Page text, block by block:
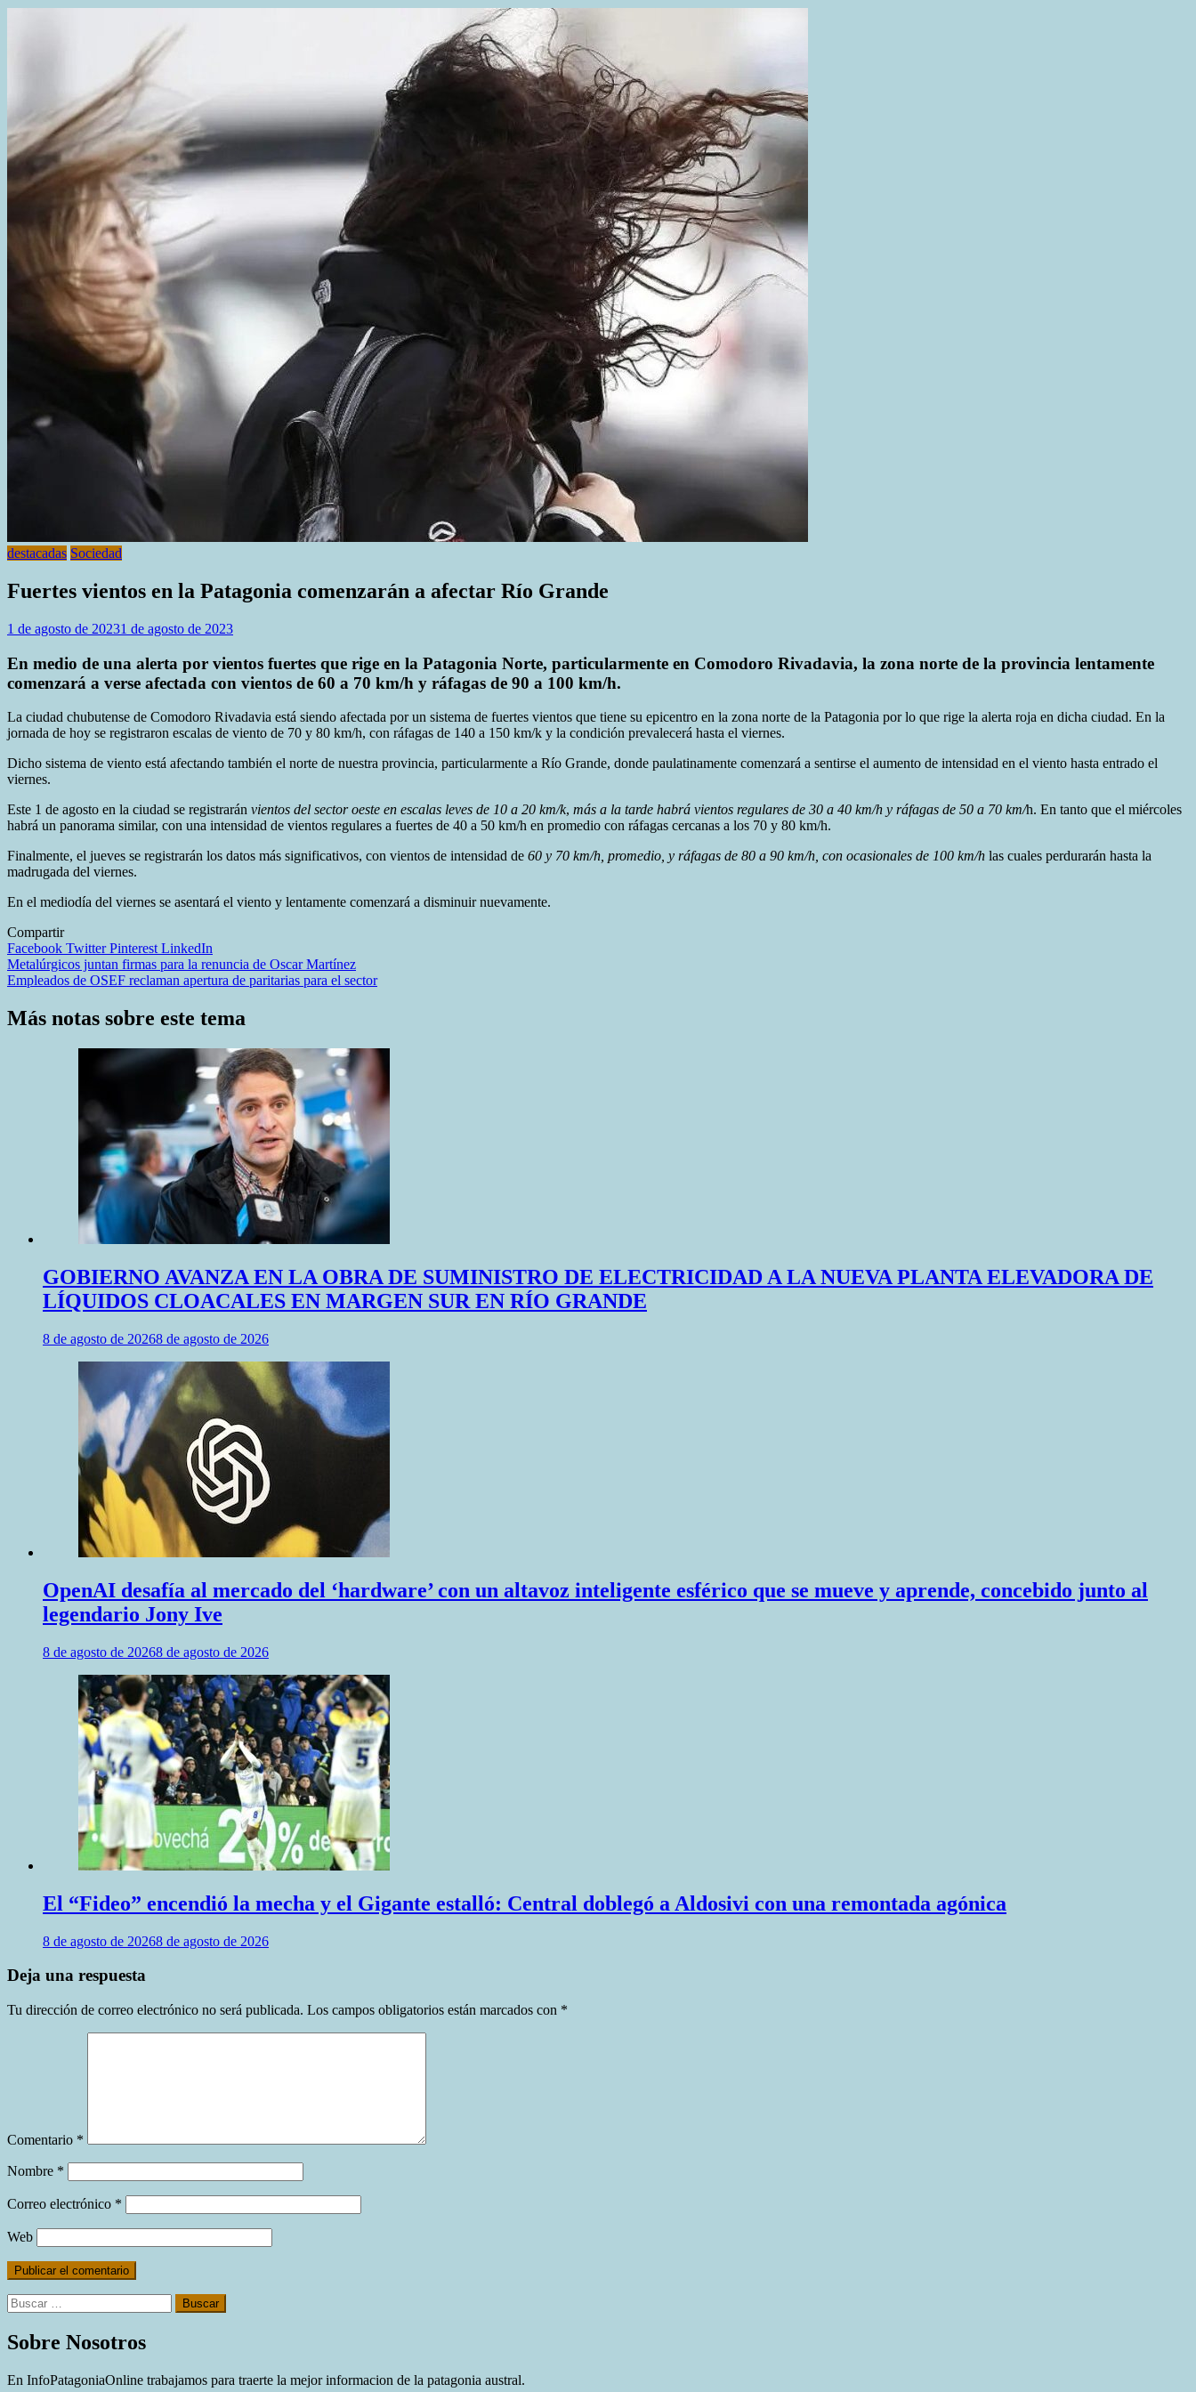
destacadas Sociedad
Fuertes vientos en la Patagonia comenzarán a afectar Río Grande
1 de agosto de 20231 de agosto de 2023
En medio de una alerta por vientos fuertes que rige en la Patagonia Norte, particularmente en Comodoro Rivadavia, la zona norte de la provincia lentamente
comenzará a verse afectada con vientos de 60 a 70 km/h y ráfagas de 90 a 100 km/h.
La ciudad chubutense de Comodoro Rivadavia está siendo afectada por un sistema de fuertes vientos que tiene su epicentro en la zona norte de la Patagonia por lo que rige la alerta roja en dicha ciudad. En la
jornada de hoy se registraron escalas de viento de 70 y 80 km/h, con ráfagas de 140 a 150 km/k y la condición prevalecerá hasta el viernes.
Dicho sistema de viento está afectando también el norte de nuestra provincia, particularmente a Río Grande, donde paulatinamente comenzará a sentirse el aumento de intensidad en el viento hasta entrado el
viernes.
Este 1 de agosto en la ciudad se registrarán vientos del sector oeste en escalas leves de 10 a 20 km/k, más a la tarde habrá vientos regulares de 30 a 40 km/h y ráfagas de 50 a 70 km/h. En tanto que el miércoles
habrá un panorama similar, con una intensidad de vientos regulares a fuertes de 40 a 50 km/h en promedio con ráfagas cercanas a los 70 y 80 km/h.
Finalmente, el jueves se registrarán los datos más significativos, con vientos de intensidad de 60 y 70 km/h , promedio, y ráfagas de 80 a 90 km/h, con ocasionales de 100 km/h las cuales perdurarán hasta la
madrugada del viernes.
En el mediodía del viernes se asentará el viento y lentamente comenzará a disminuir nuevamente.
Compartir
Facebook TwitterPinterest LinkedIn
Navegación
de
entradas
Metalúrgicos juntan firmas para la renuncia de Oscar Martínez
Empleados de OSEF reclaman apertura de paritarias para el sector
Más notas sobre este tema
GOBIERNO AVANZA EN LA OBRA DE SUMINISTRO DE ELECTRICIDAD A LA NUEVA PLANTA ELEVADORA DE
LÍQUIDOS CLOACALES EN MARGEN SUR EN RÍO GRANDE
8 de agosto de 20268 de agosto de 2026
OpenAI desafía al mercado del ‘hardware’ con un altavoz inteligente esférico que se mueve y aprende, concebido junto al
legendario Jony Ive
8 de agosto de 20268 de agosto de 2026
El “Fideo” encendió la mecha y el Gigante estalló: Central doblegó a Aldosivi con una remontada agónica
8 de agosto de 20268 de agosto de 2026
Deja una respuesta
Tu dirección de correo electrónico no será publicada. Los campos obligatorios están marcados con *
Comentario *
Nombre *
Correo electrónico *
Web
Buscar:
Sobre Nosotros
En InfoPatagoniaOnline trabajamos para traerte la mejor informacion de la patagonia austral.